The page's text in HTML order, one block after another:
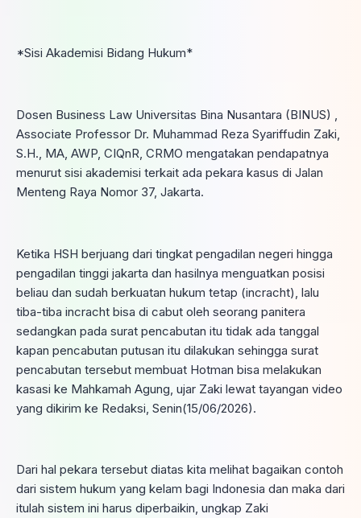
*Sisi Akademisi Bidang Hukum*
Dosen Business Law Universitas Bina Nusantara (BINUS) ,
Associate Professor Dr. Muhammad Reza Syariffudin Zaki,
S.H., MA, AWP, CIQnR, CRMO mengatakan pendapatnya
menurut sisi akademisi terkait ada pekara kasus di Jalan
Menteng Raya Nomor 37, Jakarta.
Ketika HSH berjuang dari tingkat pengadilan negeri hingga
pengadilan tinggi jakarta dan hasilnya menguatkan posisi
beliau dan sudah berkuatan hukum tetap (incracht), lalu
tiba-tiba incracht bisa di cabut oleh seorang panitera
sedangkan pada surat pencabutan itu tidak ada tanggal
kapan pencabutan putusan itu dilakukan sehingga surat
pencabutan tersebut membuat Hotman bisa melakukan
kasasi ke Mahkamah Agung, ujar Zaki lewat tayangan video
yang dikirim ke Redaksi, Senin(15/06/2026).
Dari hal pekara tersebut diatas kita melihat bagaikan contoh
dari sistem hukum yang kelam bagi Indonesia dan maka dari
itulah sistem ini harus diperbaikin, ungkap Zaki